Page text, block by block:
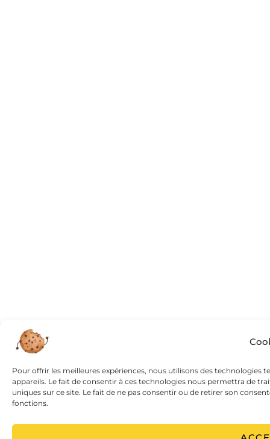
Pour offrir les meilleures expériences, nous utilisons des technologies
appareils. Le fait de consentir à ces technologies nous permettra de
uniques sur ce site. Le fait de ne pas consentir ou de retirer son
fonctions.